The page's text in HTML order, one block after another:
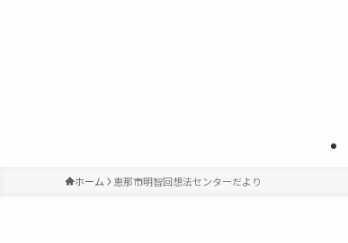
ホーム 恵那市明智回想法センターだより